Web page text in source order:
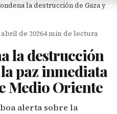
la destrucción de Gaza y
de 20264 min de lectura
la destrucción
la paz inmediata
Medio Oriente
alerta sobre la